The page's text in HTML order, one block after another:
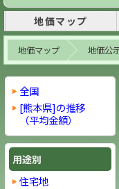
地価マップ
地価マップ 地価公
全国
[熊本県]の推移
（平均金額）
用途別
住宅地